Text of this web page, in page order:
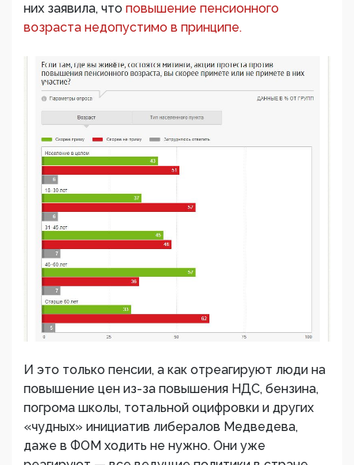
них заявила, что повышение пенсионного
возраста недопустимо в принципе.
И это только пенсии, а как отреагируют люди на
повышение цен из-за повышения НДС, бензина,
погрома школы, тотальной оцифровки и других
«чудных» инициатив либералов Медведева,
даже в ФОМ ходить не нужно. Они уже